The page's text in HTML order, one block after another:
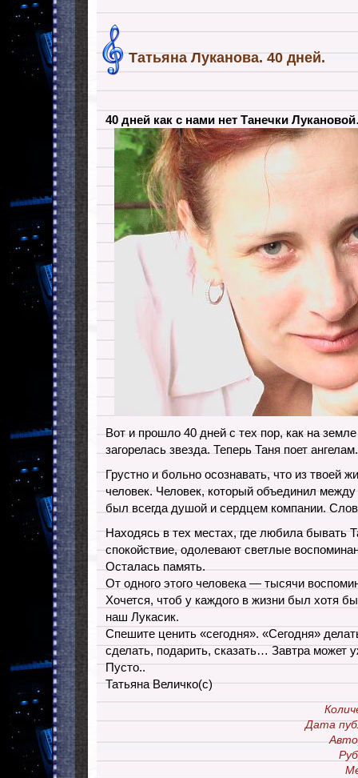
Татьяна Луканова. 40 дней.
40 дней как с нами нет Танечки
Вот и прошло 40 дней с тех пор, как на
загорелась звезда. Теперь Таня поет ангелам.
Грустно и больно осознавать, что из твоей
человек. Человек, который объединил
был всегда душой и сердцем компании.
Находясь в тех местах, где любила бывать
спокойствие, одолевают светлые
Осталась память.
От одного этого человека — тысячи
Хочется, чтоб у каждого в жизни был хотя
наш Лукасик.
Спешите ценить «сегодня». «Сегодня»
сделать, подарить, сказать… Завтра может
Пусто..
Татьяна Величко(с)
Дата